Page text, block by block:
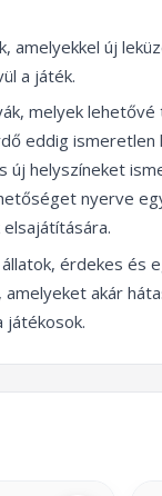
amelyekkel új
a játék.
melyek lehetővé
eddig ismeretlen
új helyszíneket
nyerve
érdekes és
akár
játékosok.